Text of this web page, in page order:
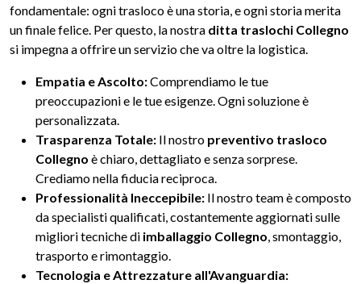
fondamentale: ogni trasloco è una storia, e ogni storia merita
un finale felice. Per questo, la nostra ditta traslochi Collegno
si impegna a offrire un servizio che va oltre la logistica.
Empatia e Ascolto:Comprendiamo le tue
preoccupazioni e le tue esigenze. Ogni soluzione è
personalizzata.
Trasparenza Totale: Il nostro preventivo trasloco
Collegno è chiaro, dettagliato e senza sorprese.
Crediamo nella fiducia reciproca.
Professionalità Ineccepibile: Il nostro team è composto
da specialisti qualificati, costantemente aggiornati sulle
migliori tecniche di imballaggio Collegno, smontaggio,
trasporto e rimontaggio.
Tecnologia e Attrezzature all'Avanguardia: